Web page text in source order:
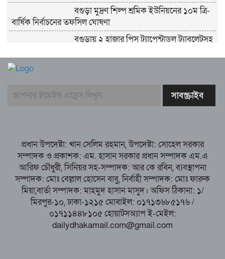
বগুড়া মুদ্রণ শিল্প শ্রমিক ইউনিয়নের ১০ম ত্রি-
বার্ষিক নির্বাচনের তফসিল ঘোষণা
বগুড়ায় ২ হাজার পিস ট্যাপেন্টাডল ট্যাবলেটসহ
নরসিংদীর শিবপুরে তিনটি গরুকে বিষ খাইয়ে
সামলাচ্ছেন একাধিক গুরুত্বপূর্ণ দায়িত্ব, প্রশংসায় মুখর এলাকাবাসী
বগুড়া মুদ্রণ শিল্প শ্রমিক ইউনিয়নের নির্বাচন
পরিচালনা কমিটির প্রস্তুতি সভা অনুষ্ঠিত
প্রধান উপদেষ্টা: খান সেলিম রহমান, উপদেষ্টা: সোহেল সরকার
সম্পাদক ও প্রকাশক: এম. হাসান সরকার প্রধান সম্পাদক এম.এ
আরিফ চৌধুরী, সিনিয়র সহ-সম্পাদক: আর কে রবিন, ব্যবস্থাপনা
সম্পাদক: মোঃ বেল্লাল হোসেন বাবু, নির্বাহী সম্পাদক: মোঃ ফারুক
মিয়া,বার্তা সম্পাদক: মাহমুদ হাসান মাসুদ। অফিস ঠিকানা: ১/
মিরপুর-১০, ঢাকা-১২১৫ মোবাইল: ০১৭১৩৬৮৫১৭৬ /
০১৭১১৪৪৮১০৫ হোয়াটসঅ্যাপ ই-মেইল:
dailydhakamail.com@gmail.com